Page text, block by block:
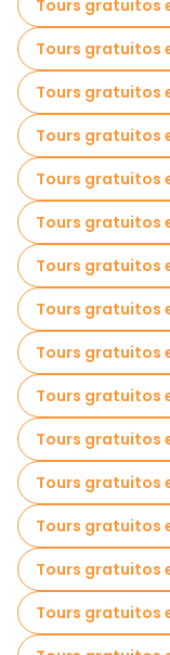
Tours gratuitos
Tours gratuitos
Tours gratuitos
Tours gratuitos
Tours gratuitos
Tours gratuitos
Tours gratuitos
Tours gratuitos
Tours gratuitos
Tours gratuitos
Tours gratuitos
Tours gratuitos
Tours gratuitos
Tours gratuitos
Tours gratuitos